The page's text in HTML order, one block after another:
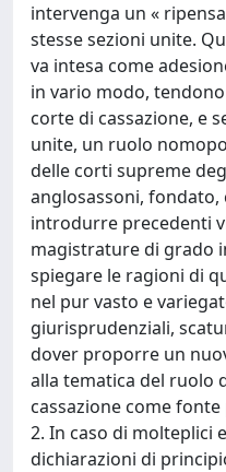
intervenga un «
stesse sezioni unite.
va intesa come
in vario modo,
corte di cassazione, e
unite, un ruolo
delle corti supreme
anglosassoni, fondato,
introdurre precedenti
magistrature di grado
spiegare le ragioni di
nel pur vasto e
giurisprudenziali,
dover proporre un
alla tematica del ruolo
cassazione come
2. In caso di molteplici
dichiarazioni di